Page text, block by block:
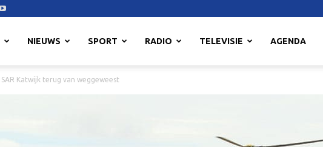
NIEUWS SPORT RADIO TELEVISIE AGENDA
SAR Katwijk terug van weggeweest